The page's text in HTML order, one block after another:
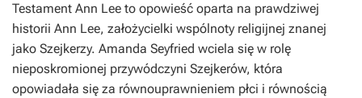
Testament Ann Lee to opowieść oparta na prawdziwej
historii Ann Lee, założycielki wspólnoty religijnej znanej
jako Szejkerzy. Amanda Seyfried wciela się w rolę
nieposkromionej przywódczyni Szejkerów, która
opowiadała się za równouprawnieniem płci i równością